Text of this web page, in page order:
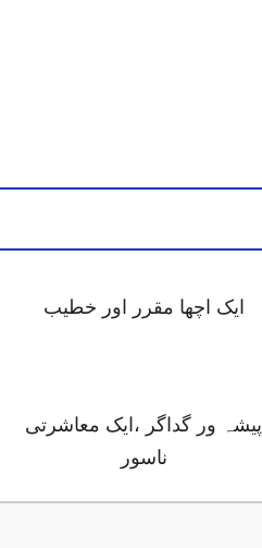
ایک اچھا مقرر اور خطیب
پیشہ ور گداگر ،ایک معاشرتی
ناسور